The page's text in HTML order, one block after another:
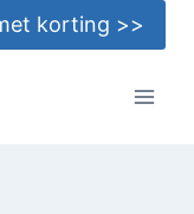
korting >>